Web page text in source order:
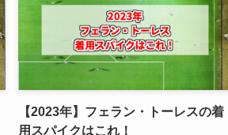
【2023年】フェラン・トーレスの着
用スパイクはこれ！